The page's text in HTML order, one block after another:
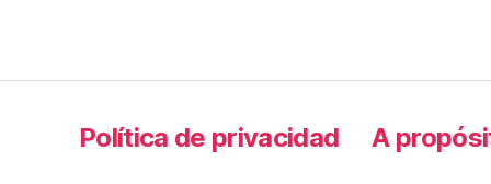
Política de privacidad A